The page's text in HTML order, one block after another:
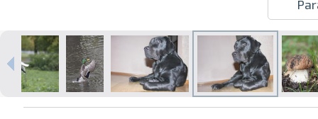
Izdrukas 1h laikā Rīgā – pasūtiet
tiešsaistē
Dažādi formāti un papīra veidi